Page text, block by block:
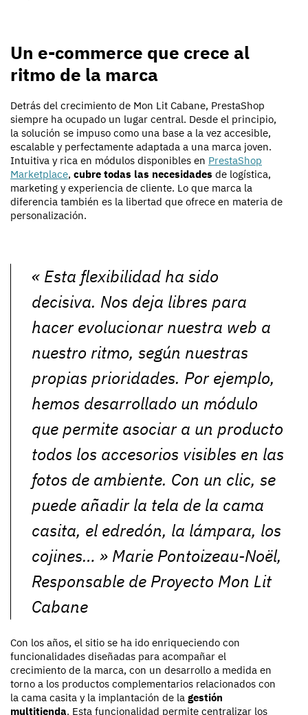
Un e-commerce que crece al
ritmo de la marca
Detrás del crecimiento de Mon Lit Cabane, PrestaShop
siempre ha ocupado un lugar central. Desde el principio,
la solución se impuso como una base a la vez accesible,
escalable y perfectamente adaptada a una marca joven.
Intuitiva y rica en módulos disponibles en PrestaShop
Marketplace, cubre todas las necesidades de logística,
marketing y experiencia de cliente. Lo que marca la
diferencia también es la libertad que ofrece en materia de
personalización.
« Esta flexibilidad ha sido
decisiva. Nos deja libres para
hacer evolucionar nuestra web a
nuestro ritmo, según nuestras
propias prioridades. Por ejemplo,
hemos desarrollado un módulo
que permite asociar a un producto
todos los accesorios visibles en las
fotos de ambiente. Con un clic, se
puede añadir la tela de la cama
casita, el edredón, la lámpara, los
cojines… » Marie Pontoizeau-Noël,
Responsable de Proyecto Mon Lit
Cabane
Con los años, el sitio se ha ido enriqueciendo con
funcionalidades diseñadas para acompañar el
crecimiento de la marca, con un desarrollo a medida en
torno a los productos complementarios relacionados con
la cama casita y la implantación de la gestión
multitienda. Esta funcionalidad permite centralizar los